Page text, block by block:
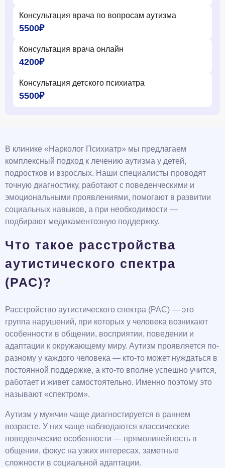
Консультация врача по вопросам аутизма
5500₽
Консультация врача онлайн
4200₽
Консультация детского психиатра
5500₽
В клинике «Нарколог Психиатр» мы предлагаем
комплексный подход к лечению аутизма у детей,
подростков и взрослых. Наши специалисты проводят
точную диагностику, работают с поведенческими и
эмоциональными проявлениями, помогают в развитии
социальных навыков, а при необходимости —
подбирают медикаментозную поддержку.
Что такое расстройства
аутистического спектра
(РАС)?
Расстройство аутистического спектра (РАС) — это
группа нарушений, при которых у человека возникают
особенности в общении, восприятии, поведении и
адаптации к окружающему миру. Аутизм проявляется по-
разному у каждого человека — кто-то может нуждаться в
постоянной поддержке, а кто-то вполне успешно учится,
работает и живет самостоятельно. Именно поэтому это
называют «спектром».
Аутизм у мужчин чаще диагностируется в раннем
возрасте. У них чаще наблюдаются классические
поведенческие особенности — прямолинейность в
общении, фокус на узких интересах, заметные
сложности в социальной адаптации.